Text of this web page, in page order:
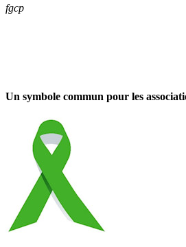
fgcp
Un symbole commun pour les